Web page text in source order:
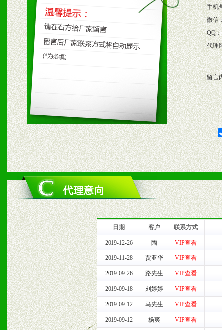
保产品顺利销售。
4、根据市场情况公司给予
购支持。
五、退换货制度
1、给予前期市场操作一定
2、对于临期，滞销品给予
六、服务优势
1、完善的信息服务咨询中
我们将及时回复您的疑问。
2、售后服务：突发性产品
以及时受理记录并合理妥
3、我们时刻整理各区销售
时收编销售效果显着的案
手机
微信
QQ：
代理
留言
日期 客户 联系方式
2019-12-26 陶 VIP查看
2019-11-28 贾亚华 VIP查看
2019-09-26 路先生 VIP查看
2019-09-18 刘婷婷 VIP查看
2019-09-12 马先生 VIP查看
2019-09-12 杨爽 VIP查看